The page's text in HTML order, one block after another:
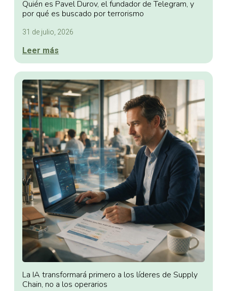
Quién es Pavel Durov, el fundador de Telegram, y
por qué es buscado por terrorismo
31 de julio, 2026
Leer más
La IA transformará primero a los líderes de Supply
Chain, no a los operarios